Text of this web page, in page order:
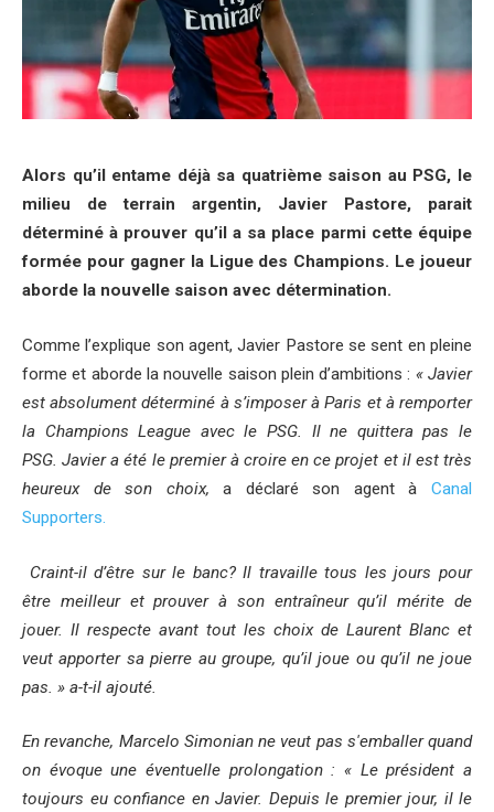
Alors qu’il entame déjà sa quatrième saison au PSG, le
milieu de terrain argentin, Javier Pastore, parait
déterminé à prouver qu’il a sa place parmi cette équipe
formée pour gagner la Ligue des Champions. Le joueur
aborde la nouvelle saison avec détermination.
Comme l’explique son agent, Javier Pastore se sent en pleine
forme et aborde la nouvelle saison plein d’ambitions : « Javier
est absolument déterminé à s’imposer à Paris et à remporter
la Champions League avec le PSG. Il ne quittera pas le
PSG. Javier a été le premier à croire en ce projet et il est très
heureux de son choix, a déclaré son agent àCanal
Supporters.
Craint-il d’être sur le banc? Il travaille tous les jours pour
être meilleur et prouver à son entraîneur qu’il mérite de
jouer. Il respecte avant tout les choix de Laurent Blanc et
veut apporter sa pierre au groupe, qu’il joue ou qu’il ne joue
pas. » a-t-il ajouté.
En revanche, Marcelo Simonian ne veut pas s'emballer quand
on évoque une éventuelle prolongation : « Le président a
toujours eu confiance en Javier. Depuis le premier jour, il le